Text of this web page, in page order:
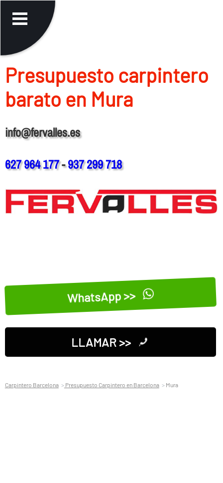
Presupuesto carpintero
barato en Mura
info@fervalles.es
627 964 177-937 299 718
WhatsApp >>
LLAMAR >>
Carpintero Barcelona Presupuesto Carpintero en Barcelona Mura